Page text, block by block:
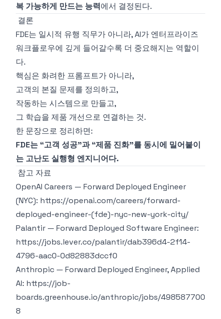
복 가능하게 만드는 능력에서 결정된다.
결론
FDE는 일시적 유행 직무가 아니라, AI가 엔터프라이즈
워크플로우에 깊게 들어갈수록 더 중요해지는 역할이
다.
핵심은 화려한 프롬프트가 아니라,
고객의 본질 문제를 정의하고,
작동하는 시스템으로 만들고,
그 학습을 제품 개선으로 연결하는 것.
한 문장으로 정리하면:
FDE는 “고객 성공”과 “제품 진화”를 동시에 밀어붙이
는 고난도 실행형 엔지니어다.
참고 자료
OpenAI Careers — Forward Deployed Engineer
(NYC): https://openai.com/careers/forward-
deployed-engineer-(fde)-nyc-new-york-city/
Palantir — Forward Deployed Software Engineer:
https://jobs.lever.co/palantir/dab396d4-2f14-
4796-aac0-0d82883dccf0
Anthropic — Forward Deployed Engineer, Applied
AI: https://job-
boards.greenhouse.io/anthropic/jobs/498587700
8